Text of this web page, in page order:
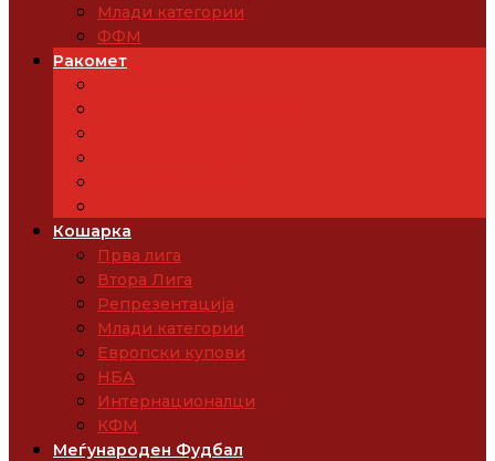
Млади категории
ФФМ
Ракомет
Кошарка
Прва лига
Втора Лига
Репрезентација
Млади категории
Европски купови
НБА
Интернационалци
КФМ
Меѓународен Фудбал